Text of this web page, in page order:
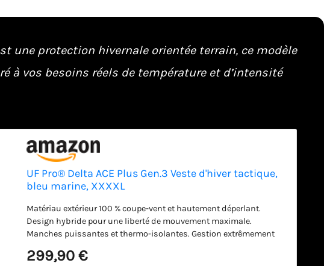
une protection hivernale orientée terrain, ce modèle
à vos besoins réels de température et d’intensité
UF Pro® Delta ACE Plus Gen.3 Veste d'hiver tactique,
bleu marine, XXXXL
Matériau extérieur 100 % coupe-vent et hautement déperlant.
Design hybride pour une liberté de mouvement maximale.
Manches puissantes et thermo-isolantes. Gestion extrêmement
double fonction avec doublure COCONA en polaire et matériau en
299,90 €